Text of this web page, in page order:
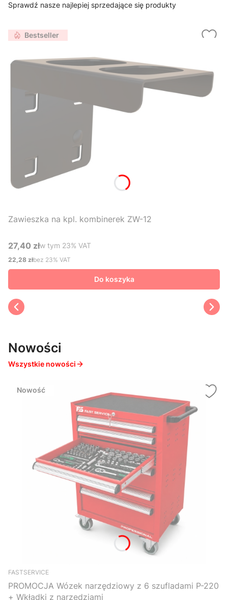
Sprawdź nasze najlepiej sprzedające się produkty
Bestseller
Zawieszka na kpl. kombinerek ZW-12
Cena brutto
27,40 złw tym %s VAT
w tym 23% VAT
Cena netto
22,28 złbez 23% VAT
Do koszyka
Nowości
Wszystkie nowości
Nowość
FASTSERVICE
PROMOCJA Wózek narzędziowy z 6 szufladami P-220
+ Wkładki z narzędziami